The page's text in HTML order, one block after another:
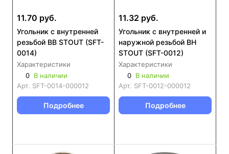
11.70 руб.
Угольник с внутренней
резьбой ВВ STOUT (SFT-
0014)
Характеристики
0 В наличии
Арт. SFT-0014-000012
Подробнее
11.32 руб.
Угольник с внутренней и
наружной резьбой ВН
STOUT (SFT-0012)
Характеристики
0 В наличии
Арт. SFT-0012-000012
Подробнее